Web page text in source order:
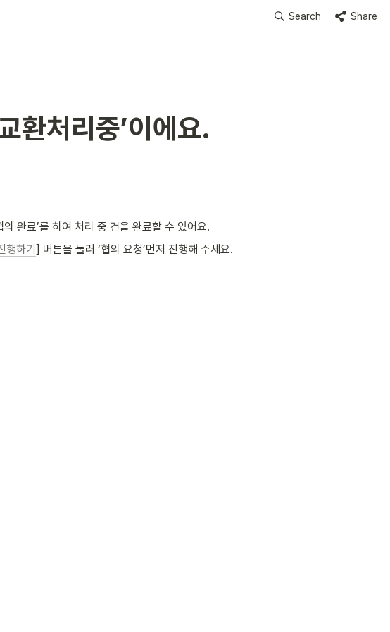
Search Share
환처리중’이에요.
완료’를 하여 처리 중 건을 완료할 수 있어요.
행하기 ] 버튼을 눌러 ‘협의 요청’먼저 진행해 주세요.